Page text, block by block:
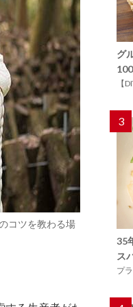
コツを教わる場
グ
【
3
35
ス
プ